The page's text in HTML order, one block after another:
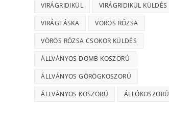
VIRÁGRIDIKÜL VIRÁGRIDIKÜL KÜLDÉS
VIRÁGTÁSKA VÖRÖS RÓZSA
VÖRÖS RÓZSA CSOKOR KÜLDÉS
ÁLLVÁNYOS DOMB KOSZORÚ
ÁLLVÁNYOS GÖRÖGKOSZORÚ
ÁLLVÁNYOS KOSZORÚ ÁLLÓKOSZORÚ